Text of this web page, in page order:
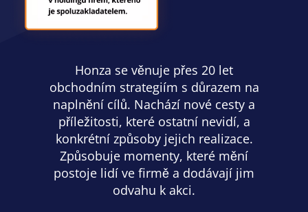
Honza se věnuje přes 20 let
obchodním strategiím s důrazem na
naplnění cílů. Nachází nové cesty a
příležitosti, které ostatní nevidí, a
konkrétní způsoby jejich realizace.
Způsobuje momenty, které mění
postoje lidí ve firmě a dodávají jim
odvahu k akci.